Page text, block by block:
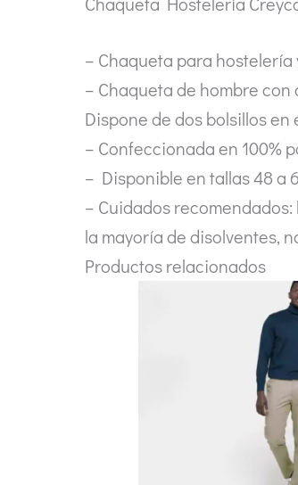
– Chaqueta para
– Chaqueta de hombre
Dispone de dos bolsillos en
– Confeccionada en 100%
– Disponible en tallas 48 a
– Cuidados
la mayoría de disolventes,
Productos relacionados